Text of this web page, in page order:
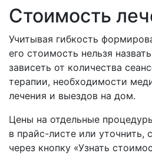
Стоимость
Учитывая гибкость
его стоимость нельзя
зависеть от количества
терапии, необходимости
лечения и выездов на дом.
Цены на отдельные
в прайс-листе или уточнить,
через кнопку «Узнать